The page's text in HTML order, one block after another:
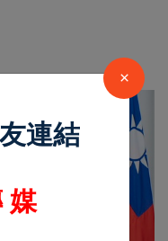
作與深化
×
連結
媒